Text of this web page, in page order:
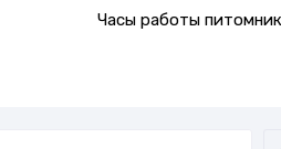
Часы работы